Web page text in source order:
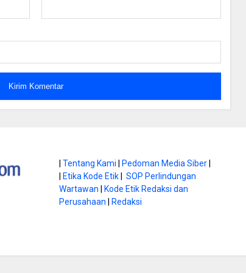
|Tentang Kami Pedoman Media Siber
Etika Kode Etik |SOP Perlindungan
Wartawan
Kode Etik Redaksi dan
Perusahaan
Redaksi
di Gunung
Ini
Literasi Jadi Bekal Utama
Siswa di Era Digital